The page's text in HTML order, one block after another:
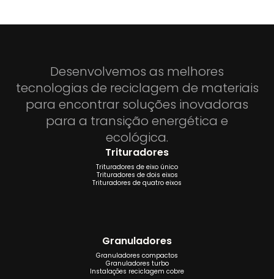
Desenvolvemos as melhores
tecnologias de reciclagem de materiais
para encontrar soluções inovadoras
para a transição energética e
ecológica.
Trituradores
Trituradores de eixo único
Trituradores de dois eixos
Trituradores de quatro eixos
Granuladores
Granuladores compactos
Granuladores turbo
Instalações reciclagem cobre